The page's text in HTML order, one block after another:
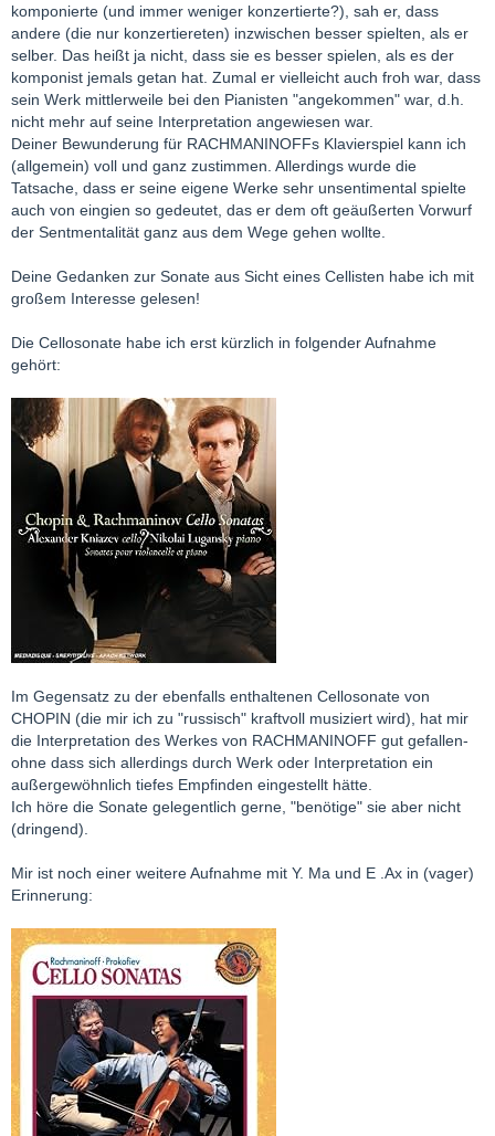
komponierte (und immer weniger konzertierte?), sah er, dass
andere (die nur konzertiereten) inzwischen besser spielten, als er
selber. Das heißt ja nicht, dass sie es besser spielen, als es der
komponist jemals getan hat. Zumal er vielleicht auch froh war, dass
sein Werk mittlerweile bei den Pianisten "angekommen" war, d.h.
nicht mehr auf seine Interpretation angewiesen war.
Deiner Bewunderung für RACHMANINOFFs Klavierspiel kann ich
(allgemein) voll und ganz zustimmen. Allerdings wurde die
Tatsache, dass er seine eigene Werke sehr unsentimental spielte
auch von eingien so gedeutet, das er dem oft geäußerten Vorwurf
der Sentmentalität ganz aus dem Wege gehen wollte.
Deine Gedanken zur Sonate aus Sicht eines Cellisten habe ich mit
großem Interesse gelesen!
Die Cellosonate habe ich erst kürzlich in folgender Aufnahme
gehört:
Im Gegensatz zu der ebenfalls enthaltenen Cellosonate von
CHOPIN (die mir ich zu "russisch" kraftvoll musiziert wird), hat mir
die Interpretation des Werkes von RACHMANINOFF gut gefallen-
ohne dass sich allerdings durch Werk oder Interpretation ein
außergewöhnlich tiefes Empfinden eingestellt hätte.
Ich höre die Sonate gelegentlich gerne, "benötige" sie aber nicht
(dringend).
Mir ist noch einer weitere Aufnahme mit Y. Ma und E .Ax in (vager)
Erinnerung: